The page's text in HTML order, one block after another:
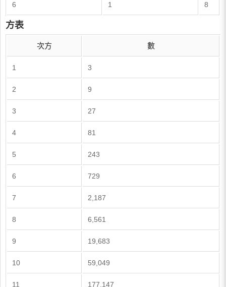
6 1 8
方表
次方 數
1 3
2 9
3 27
4 81
5 243
6 729
7 2,187
8 6,561
9 19,683
10 59,049
11 177,147